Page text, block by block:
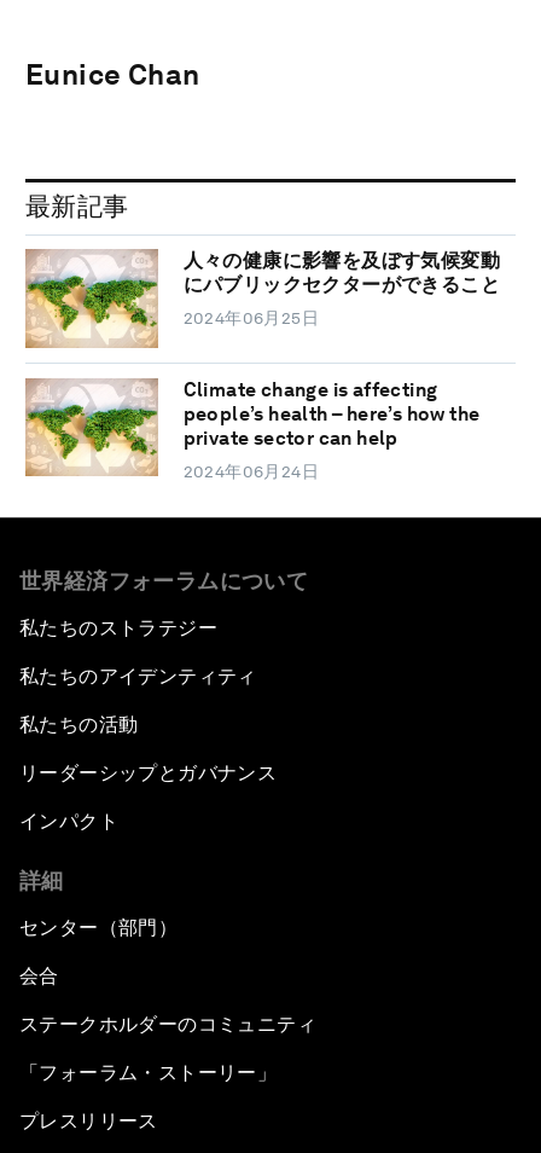
Eunice Chan
最新記事
人々の健康に影響を及ぼす気候変動
にパブリックセクターができること
2024年06月25日
Climate change is affecting
people’s health – here’s how the
private sector can help
2024年06月24日
世界経済フォーラムについて
私たちのストラテジー
私たちのアイデンティティ
私たちの活動
リーダーシップとガバナンス
インパクト
詳細
センター（部門）
会合
ステークホルダーのコミュニティ
「フォーラム・ストーリー」
プレスリリース